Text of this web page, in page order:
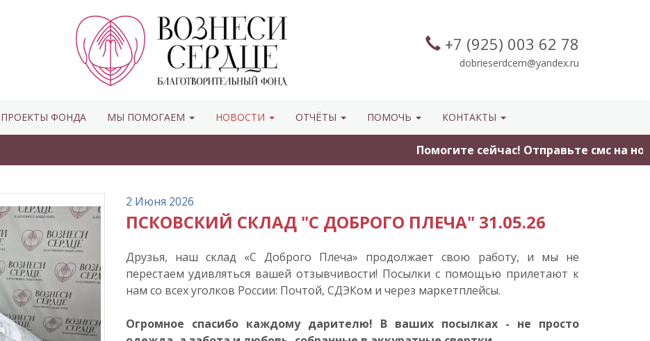
+7 (925) 003 62 78
dobrieserdcem@yandex.ru
ПРОЕКТЫ ФОНДА МЫ ПОМОГАЕМ НОВОСТИ ОТЧЁТЫ ПОМОЧЬ КОНТАКТЫ
Помогите сейчас! Отправьте смс на
2 Июня 2026
ПСКОВСКИЙ СКЛАД "С ДОБРОГО ПЛЕЧА" 31.05.26
Друзья, наш склад «С Доброго Плеча» продолжает свою работу, и мы не
перестаем удивляться вашей отзывчивости! Посылки с помощью прилетают к
нам со всех уголков России: Почтой, СДЭКом и через маркетплейсы.
Огромное спасибо каждому дарителю! В ваших посылках - не просто